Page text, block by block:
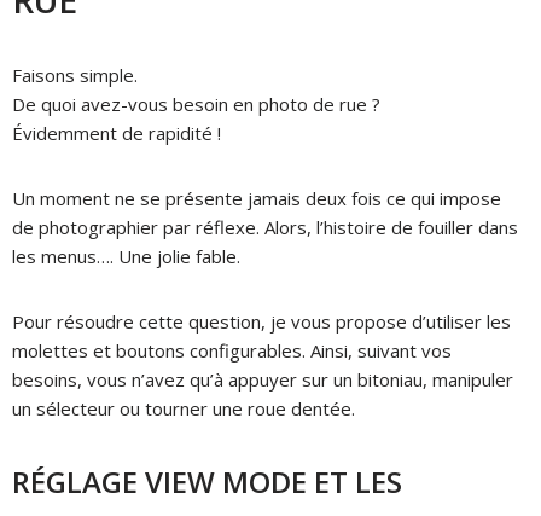
Faisons simple.
De quoi avez-vous besoin en photo de rue ?
Évidemment de rapidité !
Un moment ne se présente jamais deux fois ce qui impose
de photographier par réflexe. Alors, l’histoire de fouiller dans
les menus…. Une jolie fable.
Pour résoudre cette question, je vous propose d’utiliser les
molettes et boutons configurables. Ainsi, suivant vos
besoins, vous n’avez qu’à appuyer sur un bitoniau, manipuler
un sélecteur ou tourner une roue dentée.
RÉGLAGE VIEW MODE ET LES